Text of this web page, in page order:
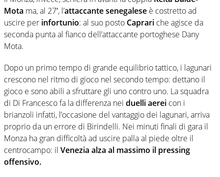
Mota ma, al 27′, l’attaccante senegalese è costretto ad
uscire per infortunio: al suo posto Caprari che agisce da
seconda punta al fianco dell’attaccante portoghese Dany
Mota.
Dopo un primo tempo di grande equilibrio tattico, i lagunari
crescono nel ritmo di gioco nel secondo tempo: dettano il
gioco e sono abili a sfruttare gli uno contro uno. La squadra
di Di Francesco fa la differenza nei duelli aerei con i
brianzoli infatti, l’occasione del vantaggio dei lagunari, arriva
proprio da un errore di Birindelli. Nei minuti finali di gara il
Monza ha gran difficoltà ad uscire palla al piede oltre il
centrocampo: il Venezia alza al massimo il pressing
offensivo.